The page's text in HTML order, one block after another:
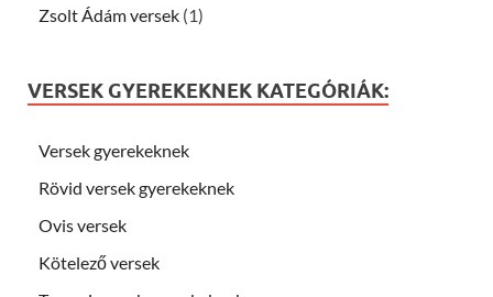
Zsolt Ádám versek (1)
VERSEK GYEREKEKNEK KATEGÓRIÁK:
Versek gyerekeknek
Rövid versek gyerekeknek
Ovis versek
Kötelező versek